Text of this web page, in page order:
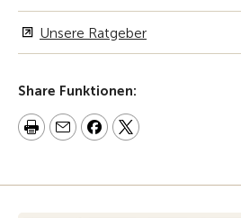
Unsere Ratgeber
Share Funktionen: